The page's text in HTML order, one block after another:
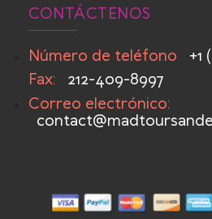
CONTÁCTENOS
Número de teléfono
+1
Fax:
212-409-8997
Correo electrónico: